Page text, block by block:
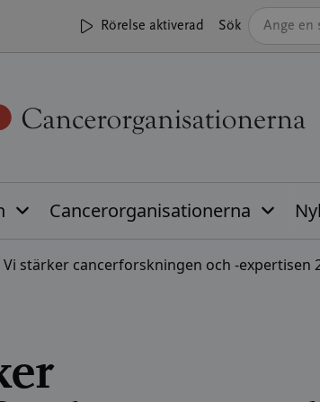
Rörelse aktiverad Sök
Cancerorganisationerna
Vi stärker cancerforskningen och -expertisen